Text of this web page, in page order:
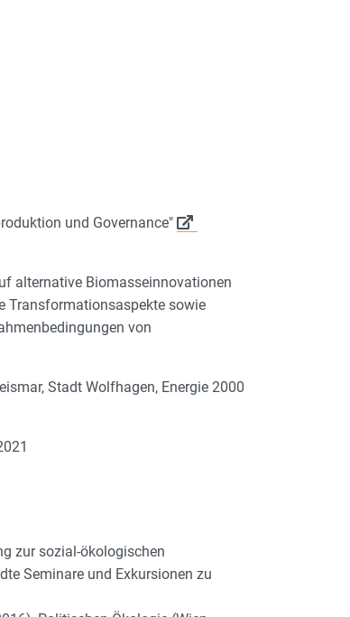
und Governance"
alternative Biomasseinnovationen
Transformationsaspekte sowie
von
Stadt Wolfhagen, Energie 2000
zur sozial-ökologischen
Seminare und Exkursionen zu